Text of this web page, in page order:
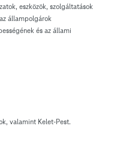
eszközök, szolgáltatások
állampolgárok
és az állami
valamint Kelet-Pest.